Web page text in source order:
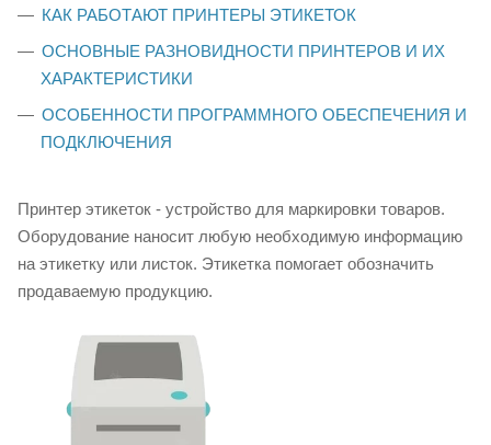
КАК РАБОТАЮТ ПРИНТЕРЫ ЭТИКЕТОК
ОСНОВНЫЕ РАЗНОВИДНОСТИ ПРИНТЕРОВ И ИХ
ХАРАКТЕРИСТИКИ
ОСОБЕННОСТИ ПРОГРАММНОГО ОБЕСПЕЧЕНИЯ И
ПОДКЛЮЧЕНИЯ
Принтер этикеток - устройство для маркировки товаров.
Оборудование наносит любую необходимую информацию
на этикетку или листок. Этикетка помогает обозначить
продаваемую продукцию.